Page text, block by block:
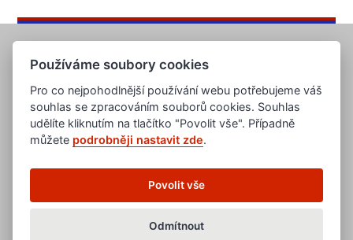
www.evropska-databanka.cz
www.edb.eu
www.poptavka.net
www.nabidka.net
www.14000.cz
Používáme soubory cookies
Pro co nejpohodlnější používání webu potřebujeme váš
souhlas se zpracováním souborů cookies. Souhlas
udělíte kliknutím na tlačítko "Povolit vše". Případně
můžete podrobněji nastavit zde.
Povolit vše
Odmítnout